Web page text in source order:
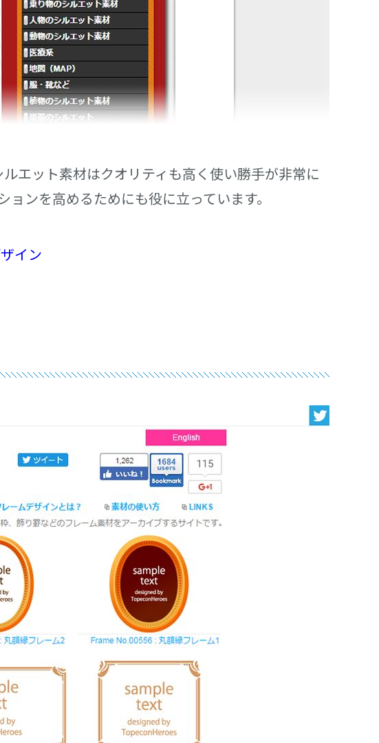
エット素材はクオリティも高く使い勝手が非常に
ンを高めるためにも役に立っています。
イン